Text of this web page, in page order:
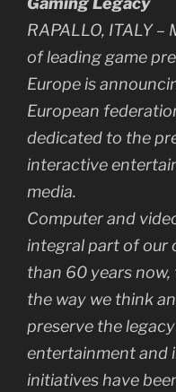
RAPALLO, ITALY–
of leading game
Europe is
European
dedicated to the
interactive
media.
Computer and
integral part of our
than 60 years
the way we think
preserve the
entertainment and
initiatives have